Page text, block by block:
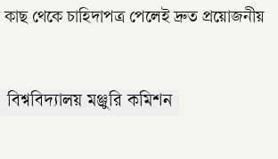
কাছ থেকে চাহিদাপত্র পেলেই দ্রুত প্রয়োজনীয়
বিশ্ববিদ্যালয় মঞ্জুরি কমিশন